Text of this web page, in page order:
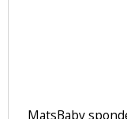
MatsBaby